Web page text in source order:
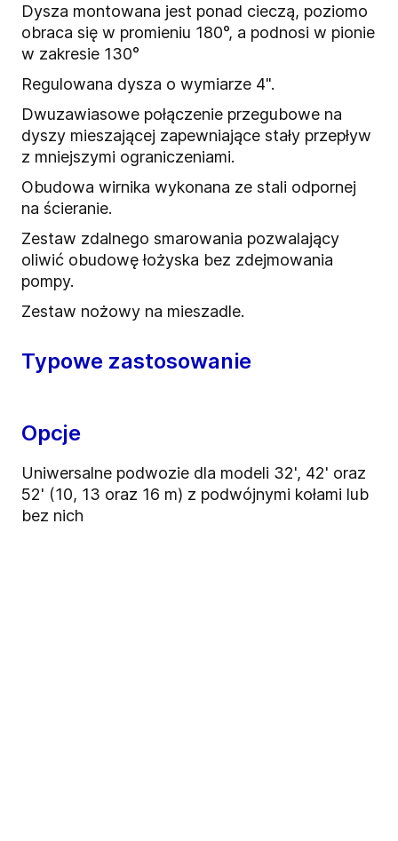
Dysza montowana jest ponad cieczą, poziomo
obraca się w promieniu 180°, a podnosi w pionie
w zakresie 130°
Regulowana dysza o wymiarze 4".
Dwuzawiasowe połączenie przegubowe na
dyszy mieszającej zapewniające stały przepływ
z mniejszymi ograniczeniami.
Obudowa wirnika wykonana ze stali odpornej
na ścieranie.
Zestaw zdalnego smarowania pozwalający
oliwić obudowę łożyska bez zdejmowania
pompy.
Zestaw nożowy na mieszadle.
Typowe zastosowanie
Opcje
Uniwersalne podwozie dla modeli 32', 42' oraz
52' (10, 13 oraz 16 m) z podwójnymi kołami lub
bez nich